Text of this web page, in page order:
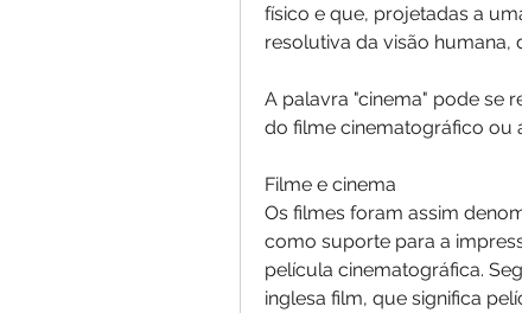
físico e que, projetadas a
resolutiva da visão
A palavra "cinema" pode se
do filme cinematográfico ou
Filme e cinema
Os filmes foram assim
como suporte para a
película cinematográfica.
inglesa film, que significa